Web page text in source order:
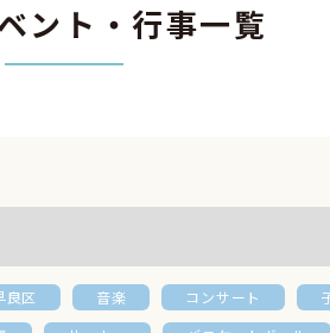
ント・行事一覧
良区 音楽 コンサート